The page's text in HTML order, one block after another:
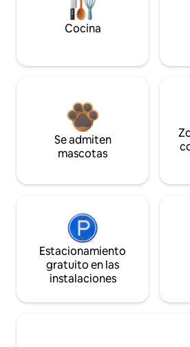
Cocina
Se admiten
mascotas
Estacionamiento
gratuito en las
instalaciones